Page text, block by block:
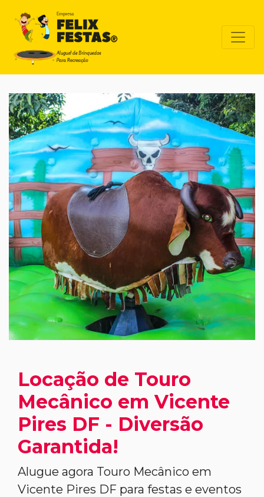
Locação de Touro
Mecânico em Vicente
Pires DF - Diversão
Garantida!
Alugue agora Touro Mecânico em
Vicente Pires DF para festas e eventos